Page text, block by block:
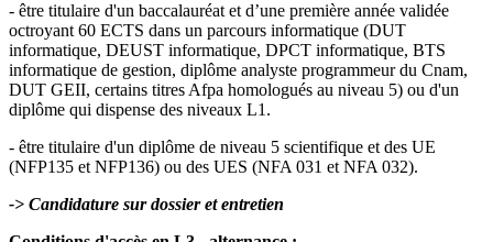
- être titulaire d'un baccalauréat et d’une première année validée
octroyant 60 ECTS dans un parcours informatique (DUT
informatique, DEUST informatique, DPCT informatique, BTS
informatique de gestion, diplôme analyste programmeur du Cnam,
DUT GEII, certains titres Afpa homologués au niveau 5) ou d'un
diplôme qui dispense des niveaux L1.
- être titulaire d'un diplôme de niveau 5 scientifique et des UE
(NFP135 et NFP136) ou des UES (NFA 031 et NFA 032).
-> Candidature sur dossier et entretien